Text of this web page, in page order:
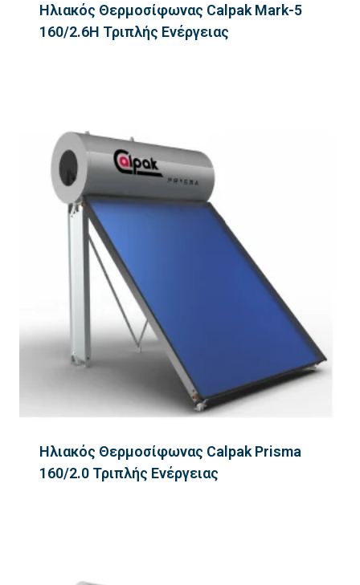
Ηλιακός Θερμοσίφωνας Calpak Mark-5
160/2.6H Τριπλής Ενέργειας
Ηλιακός Θερμοσίφωνας Calpak Prisma
160/2.0 Τριπλής Ενέργειας